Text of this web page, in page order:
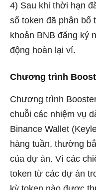
4) Sau khi thời hạn
số token đã phân bổ
khoản BNB đăng ký
động hoàn lại ví.
Chương trình
Chương trình
chuỗi các nhiệm vụ
Binance Wallet
hàng tuần, thường
của dự án. Vì các
token từ các dự án